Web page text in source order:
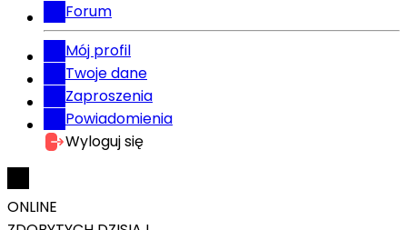
Forum
Mój profil
Twoje dane
Zaproszenia
Powiadomienia
Wyloguj się
ONLINE